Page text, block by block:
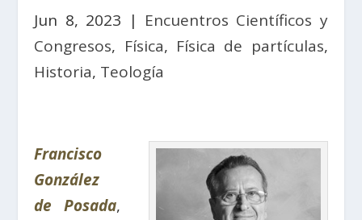
Jun 8, 2023 | Encuentros Científicos y
Congresos, Física, Física de partículas,
Historia, Teología
Francisco
González
de Posada,